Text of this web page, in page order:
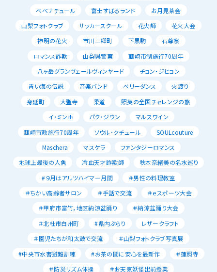
べべナチュール
富士すばるランド
お月見茶会
山梨フォトクラブ
サッカースクール 花火師
花火大会
神明の花火
市川三郷町 下黒駒
石尊祭
ロマンス詐欺
山梨県警察
韮崎市制施行70周年
八ヶ岳グランヴェールヴィンヤード
チョン・ジヒョン
青い海の伝説
音楽バンド ベリーダンス
火渡り
身延町
大聖寺 柔道
照英の全国チャレンジの旅
イ・ミンホ
パク・ジウン
マルスワイン
韮崎市政施行70周年
ソウル･クチュール
SOULcouture
Maschera
マスケラ
ファンタジーロマンス
地球上最後の人魚
冷血天才詐欺師
秋本奈緒美の名水巡り
#９月はアルツハイマー月間
＃男性の料理教室
＃ちかい高齢者サロン
＃手話で交流
＃ｅスポーツ大会
＃甲府市富竹，地区納涼盆踊り
＃納涼盆踊り大会
＃北杜市白州町
#県内ぶらり
レザークラフト
＃園児たちが和太鼓で交流
＃山梨フォトクラブ写真展
#中央市水害避難訓練
#お茶の間に安心を最新作
＃蓮照寺
＃防災リズム体操
＃お天気妖怪出前授業